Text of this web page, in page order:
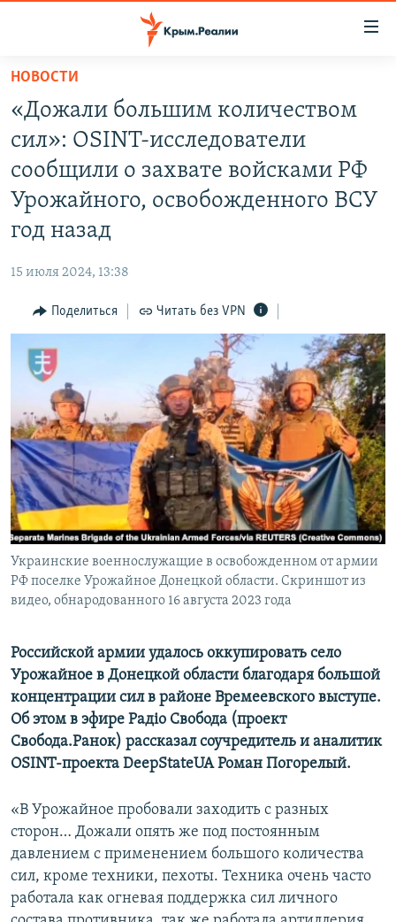
Вернуться
основному
содержанию
Вернутся
главной
навигации
СПЕЦПРОЕКТЫ
ГРУЗ 200
КАРТА ВОЕННЫХ ОБЪЕКТОВ КРЫМА
ВОДА
ИСТОРИЯ
ЕЩЕ
ТЕЛЕПРОЕКТ КРЫМ.РЕАЛИИ
СОВЕТЫ ПРАВОЗАЩИТНИКОВ
ПРОПАВШИЕ БЕЗ ВЕСТИ
ПОБЕДИТЕЛЕЙ НЕ СУДЯТ?
КРЫМ.НЕПОКОРЕННЫЙ
ELIFBE
УКРАИНСКАЯ ПРОБЛЕМА КРЫМА
Українською
Qırımtatar
ПРИСОЕДИНЯЙТЕСЬ!
Все сайты RFE/RL
НОВОСТИ
«Дожали большим количеством
сил»: ОSINT-исследователи
сообщили о захвате войсками РФ
Урожайного, освобожденного ВСУ
год назад
15 июля 2024, 13:38
Поделиться Читать без VPN
Украинские военнослужащие в освобожденном от армии
РФ поселке Урожайное Донецкой области. Скриншот из
видео, обнародованного 16 августа 2023 года
Российской армии удалось оккупировать село
Урожайное в Донецкой области благодаря большой
концентрации сил в районе Времеевского выступе.
Об этом в эфире Радіо Свобода (проект
Свобода.Ранок) рассказал соучредитель и аналитик
OSINT-проекта DeepStateUA Роман Погорелый.
«В Урожайное пробовали заходить с разных
сторон… Дожали опять же под постоянным
давлением с применением большого количества
сил, кроме техники, пехоты. Техника очень часто
работала как огневая поддержка сил личного